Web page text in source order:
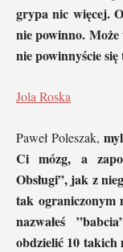
grypa nic więcej.
nie powinno.
nie powinnyście
Jola Roska
Paweł Poleszak,
Ci mózg, a
Obsługi”, jak z
tak
nazwałeś
obdzielić 10 takich